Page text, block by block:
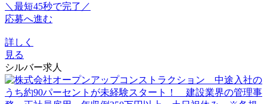
＼最短45秒で完了／
応募へ進む
詳しく
見る
シルバー求人